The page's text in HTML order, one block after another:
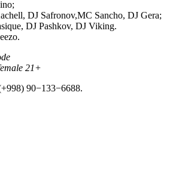
DJ Safronov,MC Sancho, DJ Gera;
DJ Pashkov, DJ Viking.
21+
90−133−6688.